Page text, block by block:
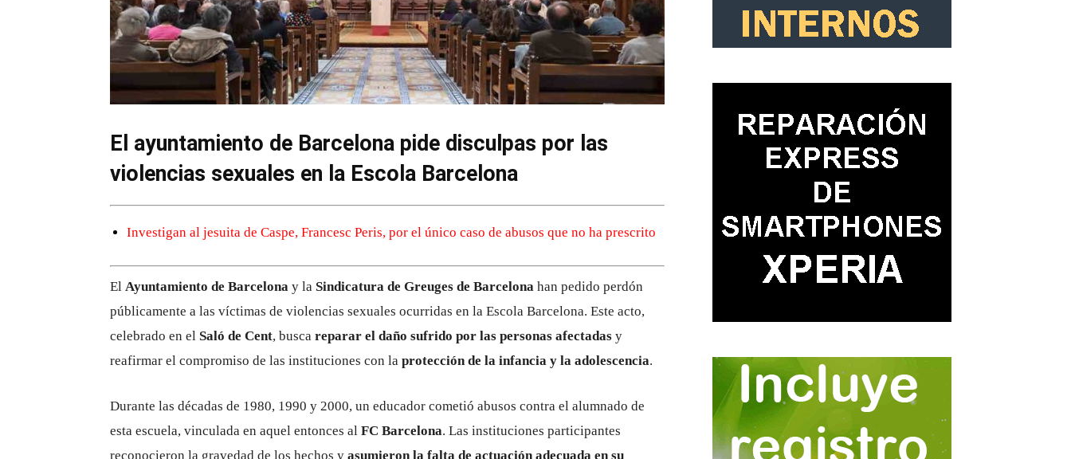
El ayuntamiento de Barcelona pide disculpas por las
violencias sexuales en la Escola Barcelona
Investigan al jesuita de Caspe, Francesc Peris, por el único caso de abusos que no ha prescrito
El Ayuntamiento de Barcelona y la Sindicatura de Greuges de Barcelona han pedido perdón
públicamente a las víctimas de violencias sexuales ocurridas en la Escola Barcelona. Este acto,
celebrado en el Saló de Cent, busca reparar el daño sufrido por las personas afectadas y
reafirmar el compromiso de las instituciones con la protección de la infancia y la adolescencia.
Durante las décadas de 1980, 1990 y 2000, un educador cometió abusos contra el alumnado de
esta escuela, vinculada en aquel entonces al FC Barcelona. Las instituciones participantes
reconocieron la gravedad de los hechos y asumieron la falta de actuación adecuada en su